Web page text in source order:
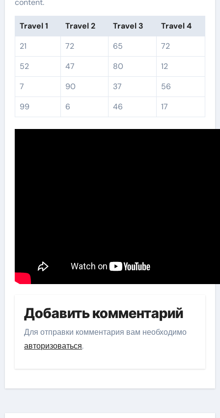
Travel 1 Travel 2 Travel 3
Travel 4
21
72 65
72
52
47 80
12
7
90 37
56
99
6 46 17
Добавить комментарий
Для отправки комментария вам необходимо
авторизоваться.